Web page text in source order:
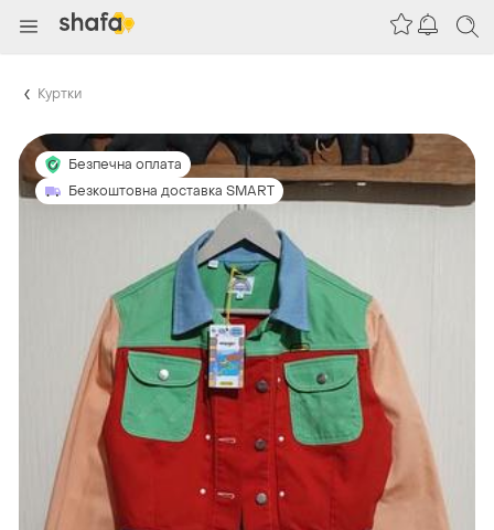
Куртки
Безпечна оплата
Безкоштовна доставка SMART